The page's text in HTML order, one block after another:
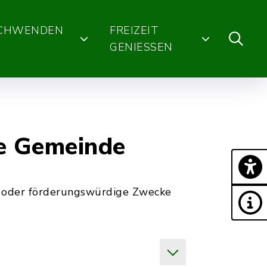
FREIZEIT
GENIESSEN
förderungswürdige Zwecke